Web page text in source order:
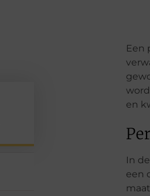
Een
en
In
een